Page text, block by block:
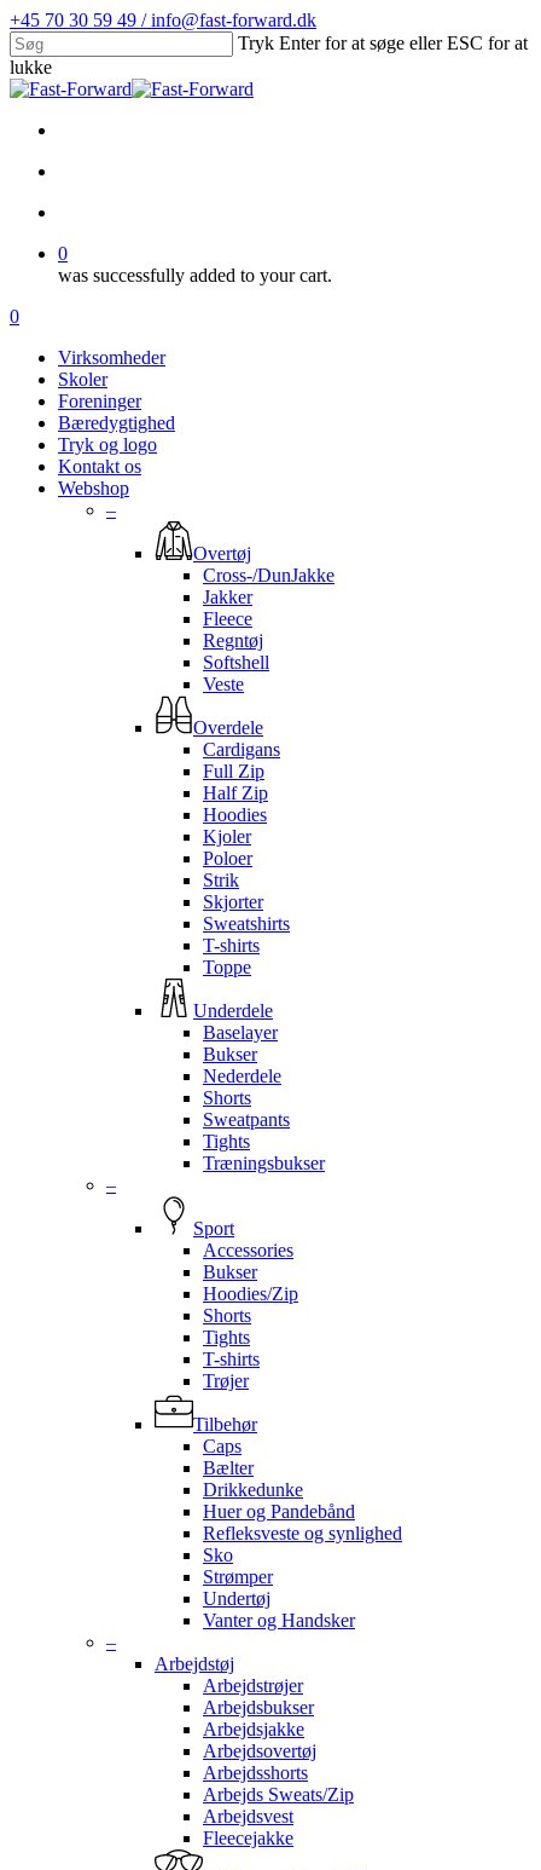
Skip
to
main
content
+45 70 30 59 49 / info@fast-forward.dk
Tryk Enter for at søge eller ESC for at
lukke
Close
0
was successfully added to your cart.
Menu
search
account
0
Virksomheder
Skoler
Foreninger
Bæredygtighed
Tryk og logo
Kontakt os
Webshop
–
Overtøj
Cross-/DunJakke
Jakker
Fleece
Regntøj
Softshell
Veste
Overdele
Cardigans
Full Zip
Half Zip
Hoodies
Kjoler
Poloer
Strik
Skjorter
Sweatshirts
T-shirts
Toppe
Underdele
Baselayer
Bukser
Nederdele
Shorts
Sweatpants
Tights
Træningsbukser
–
Sport
Accessories
Bukser
Hoodies/Zip
Shorts
Tights
T-shirts
Trøjer
Tilbehør
Caps
Bælter
Drikkedunke
Huer og Pandebånd
Refleksveste og synlighed
Sko
Strømper
Undertøj
Vanter og Handsker
–
Arbejdstøj
Arbejdstrøjer
Arbejdsbukser
Arbejdsjakke
Arbejdsovertøj
Arbejdsshorts
Arbejds Sweats/Zip
Arbejdsvest
Fleecejakke